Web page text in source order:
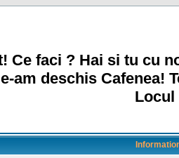
Ce faci ? Hai si tu cu
am deschis Cafenea!
Locul